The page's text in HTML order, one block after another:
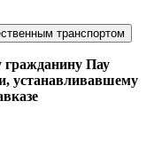
транспортом
гражданину Пау
устанавливавшему